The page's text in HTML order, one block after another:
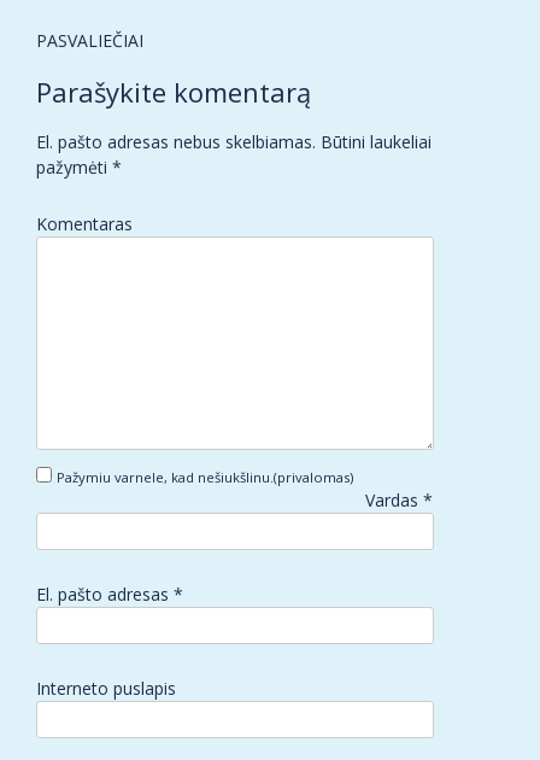
Post
PASVALIEČIAI
Parašykite komentarą
El. pašto adresas nebus skelbiamas. Būtini laukeliai
pažymėti *
Komentaras
Pažymiu varnele, kad nešiukšlinu.(privalomas)
Vardas *
El. pašto adresas *
Interneto puslapis